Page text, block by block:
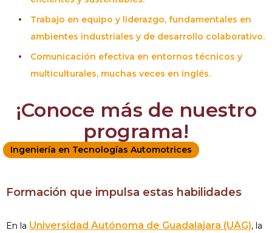
Trabajo en equipo y liderazgo, fundamentales en
ambientes industriales y de desarrollo colaborativo.
Comunicación efectiva en entornos técnicos y
multiculturales, muchas veces en inglés.
¡Conoce más de nuestro
programa!
Ingeniería en Tecnologías Automotrices
Formación que impulsa estas habilidades
En la Universidad Autónoma de Guadalajara (UAG), la